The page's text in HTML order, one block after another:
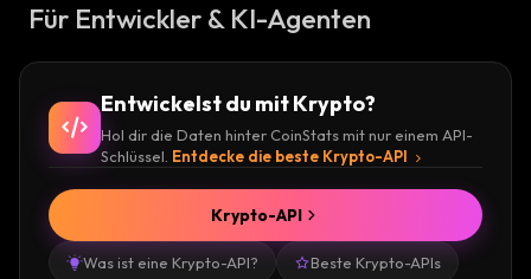
Für Entwickler & KI-Agenten
Entwickelst du mit Krypto?
Hol dir die Daten hinter CoinStats mit nur einem API-
Schlüssel. Entdecke die beste Krypto-API
Was ist eine Krypto-API? Beste Krypto-APIs
Krypto-API